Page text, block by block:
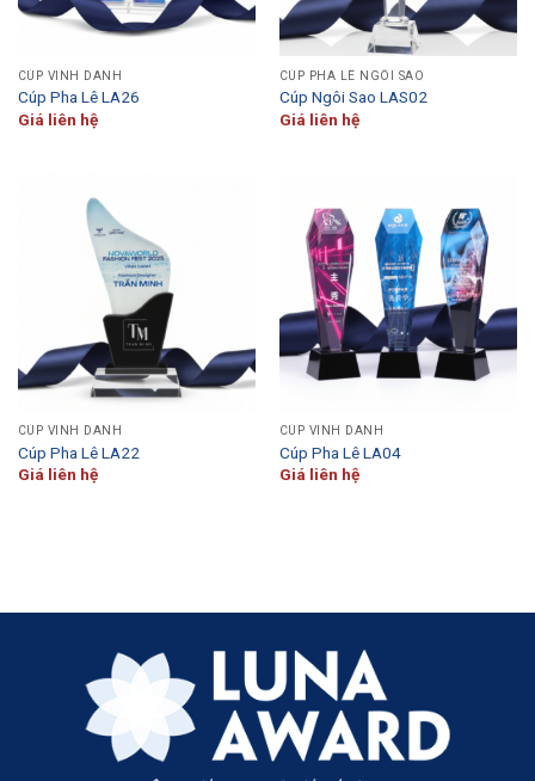
CÚP VINH DANH
Cúp Pha Lê LA26
Giá liên hệ
CÚP PHA LÊ NGÔI SAO
Cúp Ngôi Sao LAS02
Giá liên hệ
CÚP VINH DANH
Cúp Pha Lê LA22
Giá liên hệ
CÚP VINH DANH
Cúp Pha Lê LA04
Giá liên hệ